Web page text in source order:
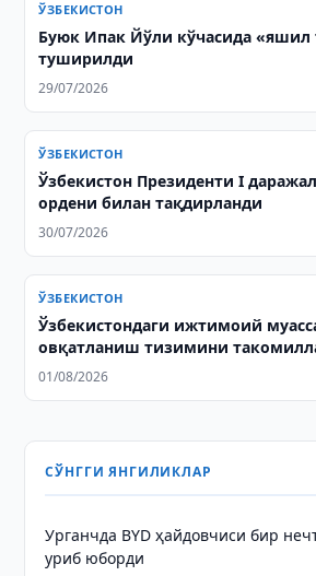
ЎЗБЕКИСТОН
Буюк Ипак Йўли кўчасида «яшил
туширилди
29/07/2026
ЎЗБЕКИСТОН
Ўзбекистон Президенти I
ордени билан тақдирланди
30/07/2026
ЎЗБЕКИСТОН
Ўзбекистондаги ижтимоий
овқатланиш тизимини
01/08/2026
СЎНГГИ ЯНГИЛИКЛАР
Урганчда BYD ҳайдовчиси бир
уриб юборди